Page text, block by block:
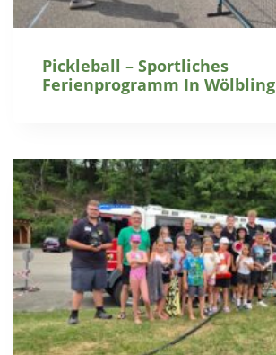
Pickleball – Sportliches
Ferienprogramm In Wölbling